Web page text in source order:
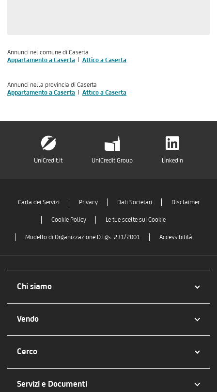
Annunci nel comune di Caserta
Appartamento a Caserta
Attico a Caserta
Annunci nella provincia di Caserta
Appartamento a Caserta
Attico a Caserta
UniCredit.it UniCredit Group LinkedIn
Carta dei Servizi Privacy Dati Societari Disclaimer
Cookie Policy Le tue scelte sui Cookie
Modello di Organizzazione D.Lgs. 231/2001 Accessibilità
Chi siamo
Vendo
Cerco
Servizi e Documenti